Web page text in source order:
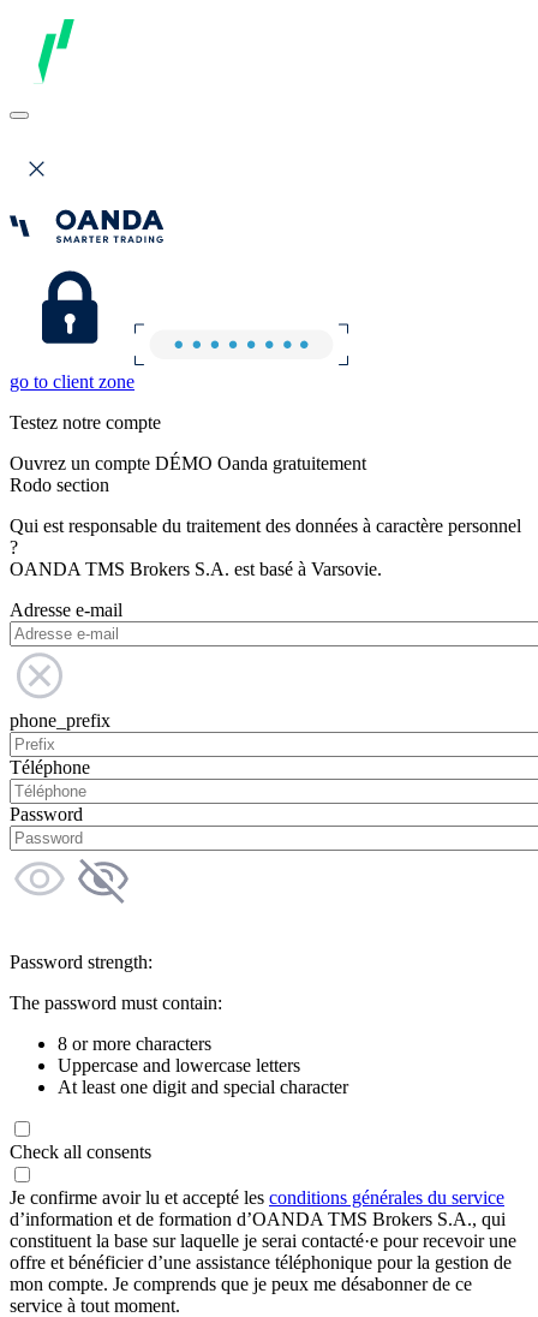
go to client zone
Testez notre compte
Ouvrez un compte DÉMO Oanda gratuitement
Rodo section
Qui est responsable du traitement des données à caractère personnel
?
OANDA TMS Brokers S.A. est basé à Varsovie.
Adresse e-mail
phone_prefix
Téléphone
Password
Password strength:
The password must contain:
8 or more characters
Uppercase and lowercase letters
At least one digit and special character
Check all consents
Je confirme avoir lu et accepté les conditions générales du service
d’information et de formation d’OANDA TMS Brokers S.A., qui
constituent la base sur laquelle je serai contacté·e pour recevoir une
offre et bénéficier d’une assistance téléphonique pour la gestion de
mon compte. Je comprends que je peux me désabonner de ce
service à tout moment.